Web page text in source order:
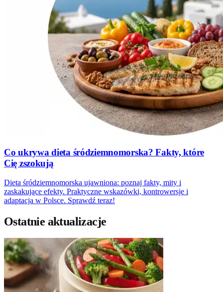
Co ukrywa dieta śródziemnomorska? Fakty, które
Cię zszokują
Dieta śródziemnomorska ujawniona: poznaj fakty, mity i
zaskakujące efekty. Praktyczne wskazówki, kontrowersje i
adaptacja w Polsce. Sprawdź teraz!
Ostatnie aktualizacje